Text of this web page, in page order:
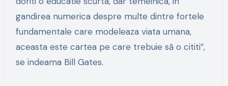
gandirea numerica despre multe dintre fortele
fundamentale care modeleaza viata umana,
aceasta este cartea pe care trebuie să o cititi”,
se indeama Bill Gates.